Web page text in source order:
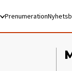
Prenumeration